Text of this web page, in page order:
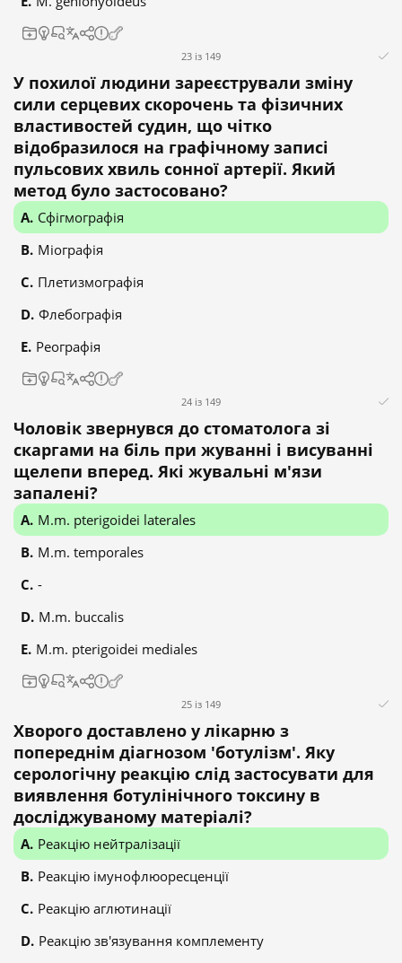
23 із 149
У похилої людини зареєстрували зміну
сили серцевих скорочень та фізичних
властивостей судин, що чітко
відобразилося на графічному записі
пульсових хвиль сонної артерії. Який
метод було застосовано?
Сфігмографія
Міографія
Плетизмографія
Флебографія
Реографія
24 із 149
Чоловік звернувся до стоматолога зі
скаргами на біль при жуванні і висуванні
щелепи вперед. Які жувальні м'язи
запалені?
M.m. pterigoidei laterales
M.m. temporales
-
M.m. buccalis
M.m. pterigoidei mediales
25 із 149
Хворого доставлено у лікарню з
попереднім діагнозом 'ботулізм'. Яку
серологічну реакцію слід застосувати для
виявлення ботулінічного токсину в
досліджуваному матеріалі?
Реакцію нейтралізації
Реакцію імунофлюоресценції
Реакцію аглютинації
Реакцію зв'язування комплементу